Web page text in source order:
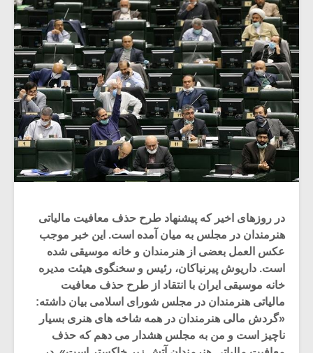
در روزهای اخیر که پیشنهاد طرح حذف معافیت مالیاتی
هنرمندان در مجلس به میان آمده است. این خبر موجب
عکس العمل بعضی از هنرمندان و خانه موسیقی شده
است. داریوش پیرنیاکان، رئیس و سخنگوی هیئت مدیره
خانه موسیقی ایران با انتقاد از طرح حذف معافیت
مالیاتی هنرمندان در مجلس شورای اسلامی بیان داشته:
«گردش مالی هنرمندان در همه شاخه های هنری بسیار
ناچیز است و من به مجلس هشدار می دهم که حذف